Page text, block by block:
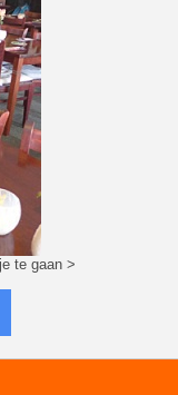
te gaan >